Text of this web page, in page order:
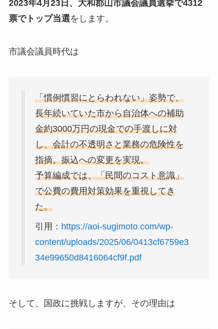
2023年4月23日、大和郡山市議会議員選挙で4312
票でトップ当選をします。
市議会議員時代は
「慣例慣習にとらわれない」姿勢で、
長年続いていた市から自治体への補助
金約3000万円の現金での手渡しに対
し、会計の不透明さと業務の危険性を
指摘。振込への変更を実現。
予算編成では、「民間のコスト意識」
で公費の費用対策効果を重視してき
た。
引用： https://aoi-sugimoto.com/wp-
content/uploads/2025/06/0413cf6759e3
34e99650d8416064cf9f.pdf
そして、国政に挑戦しますが、その理由は